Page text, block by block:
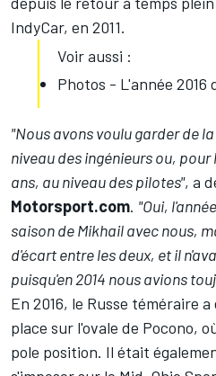
IndyCar, en 2011.
Voir aussi :
Photos - L'année 2016
"Nous avons voulu garder de
niveau des ingénieurs ou,
ans, au niveau des pilotes", a
Motorsport.com. "Oui,
saison de Mikhail avec nous,
d'écart entre les deux, et il
puisqu'en 2014 nous avions
En 2016, le Russe téméraire
place sur l'ovale de Pocono,
pole position. Il était